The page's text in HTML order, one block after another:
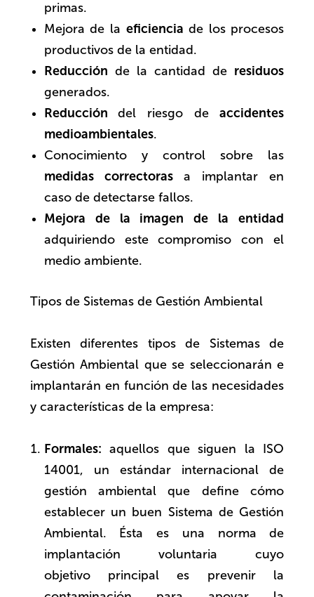
primas.
Mejora de la eficiencia de los procesos
productivos de la entidad.
Reducción de la cantidad de residuos
generados.
Reduccióndel riesgo deaccidentes
medioambientales.
Conocimiento y control sobre las
medidas correctorasa implantar en
caso de detectarse fallos.
Mejora de la imagen de la entidad
adquiriendo este compromiso con el
medio ambiente.
Tipos de Sistemas de Gestión Ambiental
Existen diferentes tipos de Sistemas de
Gestión Ambiental que se seleccionarán e
implantarán en función de las necesidades
y características de la empresa:
Formales: aquellos que siguen la ISO
14001, un estándar internacional de
gestión ambiental que define cómo
establecer un buen Sistema de Gestión
Ambiental. Ésta es una norma de
implantación voluntaria cuyo
objetivo principal es prevenir la